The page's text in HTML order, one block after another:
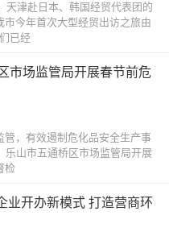
津赴日本、韩国经贸代表团的
今年首次大型经贸出访之旅由
已经
市场监管局开展春节前危
，有效遏制危化品安全生产事
乐山市五通桥区市场监管局开展
检
开办新模式 打造营商环